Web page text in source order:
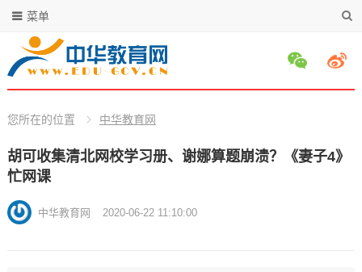
菜单
您所在的位置 中华教育网
胡可收集清北网校学习册、谢娜算题崩溃？《妻子4》
忙网课
中华教育网 2020-06-22 11:10:00